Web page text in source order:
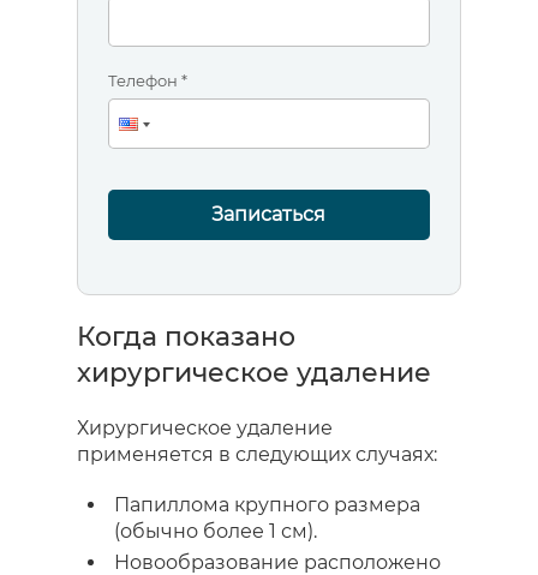
Телефон *
Записаться
Когда показано
хирургическое удаление
Хирургическое удаление
применяется в следующих случаях:
Папиллома крупного размера
(обычно более 1 см).
Новообразование расположено